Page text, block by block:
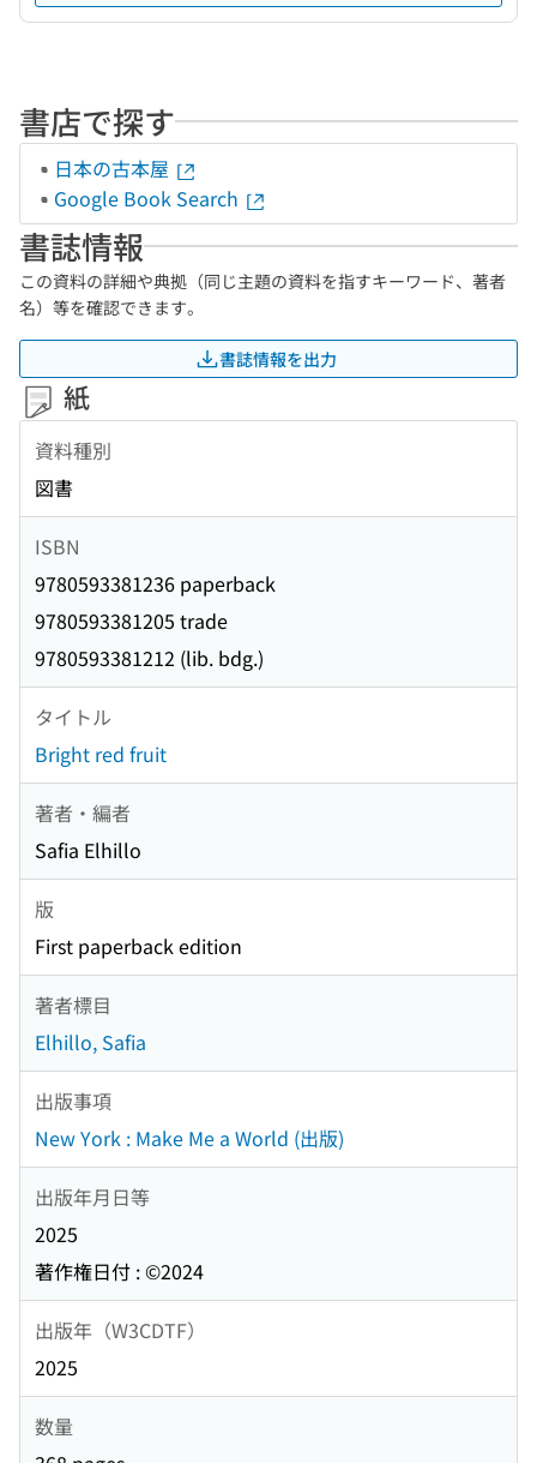
書店で探す
日本の古本屋
Google Book Search
書誌情報
この資料の詳細や典拠（同じ主題の資料を指すキーワード、著者
名）等を確認できます。
書誌情報を出力
紙
資料種別
図書
ISBN
9780593381236 paperback
9780593381205 trade
9780593381212 (lib. bdg.)
タイトル
Bright red fruit
著者・編者
Safia Elhillo
版
First paperback edition
著者標目
Elhillo, Safia
出版事項
New York : Make Me a World (出版)
出版年月日等
2025
著作権日付 : ©2024
出版年（W3CDTF）
2025
数量